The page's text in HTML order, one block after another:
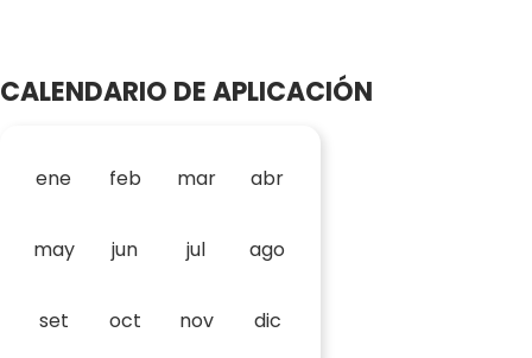
CALENDARIO DE APLICACIÓN
ene feb mar abr
may jun jul ago
set oct nov dic